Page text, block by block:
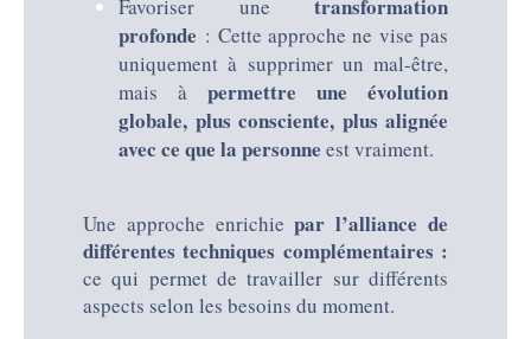
Favoriser une transformation
profonde : Cette approche ne vise pas
uniquement à supprimer un mal-être,
mais à permettre une évolution
globale, plus consciente, plus alignée
avec ce que la personne est vraiment.
Une approche enrichie par l’alliance de
différentes techniques complémentaires :
ce qui permet de travailler sur différents
aspects selon les besoins du moment.